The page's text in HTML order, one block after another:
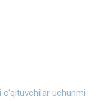
uchunmi